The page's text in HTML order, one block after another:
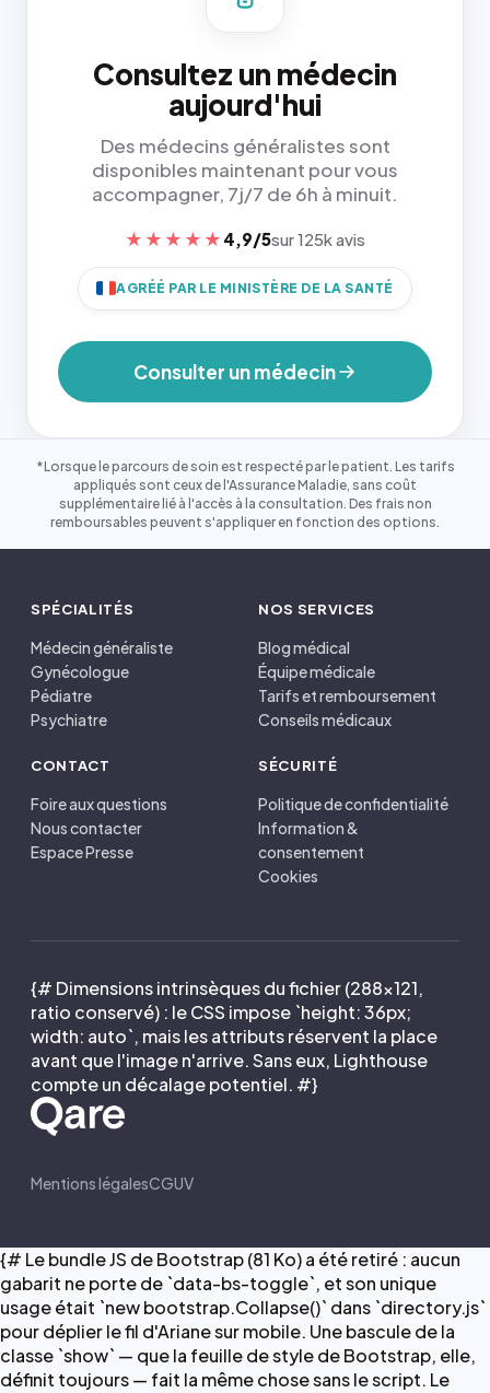
Consultez un médecin
aujourd'hui
Des médecins généralistes sont
disponibles maintenant pour vous
accompagner, 7j/7 de 6h à minuit.
★★★★★ 4,9/5sur 125k avis
AGRÉÉ PAR LE MINISTÈRE DE LA SANTÉ
Consulter un médecin
*Lorsque le parcours de soin est respecté par le patient. Les tarifs
appliqués sont ceux de l'Assurance Maladie, sans coût
supplémentaire lié à l'accès à la consultation. Des frais non
remboursables peuvent s'appliquer en fonction des options.
SPÉCIALITÉS
Médecin généraliste
Gynécologue
Pédiatre
Psychiatre
NOS SERVICES
Blog médical
Équipe médicale
Tarifs et remboursement
Conseils médicaux
CONTACT
Foire aux questions
Nous contacter
Espace Presse
SÉCURITÉ
Politique de confidentialité
Information &
consentement
Cookies
{# Dimensions intrinsèques du fichier (288×121,
ratio conservé) : le CSS impose `height: 36px;
width: auto`, mais les attributs réservent la place
avant que l'image n'arrive. Sans eux, Lighthouse
compte un décalage potentiel. #}
Mentions légalesCGUV
{# Le bundle JS de Bootstrap (81 Ko) a été retiré : aucun
gabarit ne porte de `data-bs-toggle`, et son unique
usage était `new bootstrap.Collapse()` dans `directory.js`
pour déplier le fil d'Ariane sur mobile. Une bascule de la
classe `show` — que la feuille de style de Bootstrap, elle,
définit toujours — fait la même chose sans le script. Le